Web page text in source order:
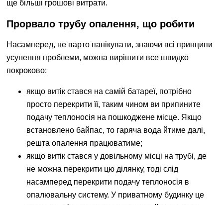
ще більші грошові витрати.
Прорвало трубу опалення, що робити
Насамперед, не варто панікувати, знаючи всі принципи
усунення проблеми, можна вирішити все швидко
покроково:
якщо витік стався на самій батареї, потрібно
просто перекрити її, таким чином ви припините
подачу теплоносія на пошкоджене місце. Якщо
встановлено байпас, то гаряча вода йтиме далі,
решта опалення працюватиме;
якщо витік стався у довільному місці на трубі, де
не можна перекрити цю ділянку, тоді слід
насамперед перекрити подачу теплоносія в
опалювальну систему. У приватному будинку це